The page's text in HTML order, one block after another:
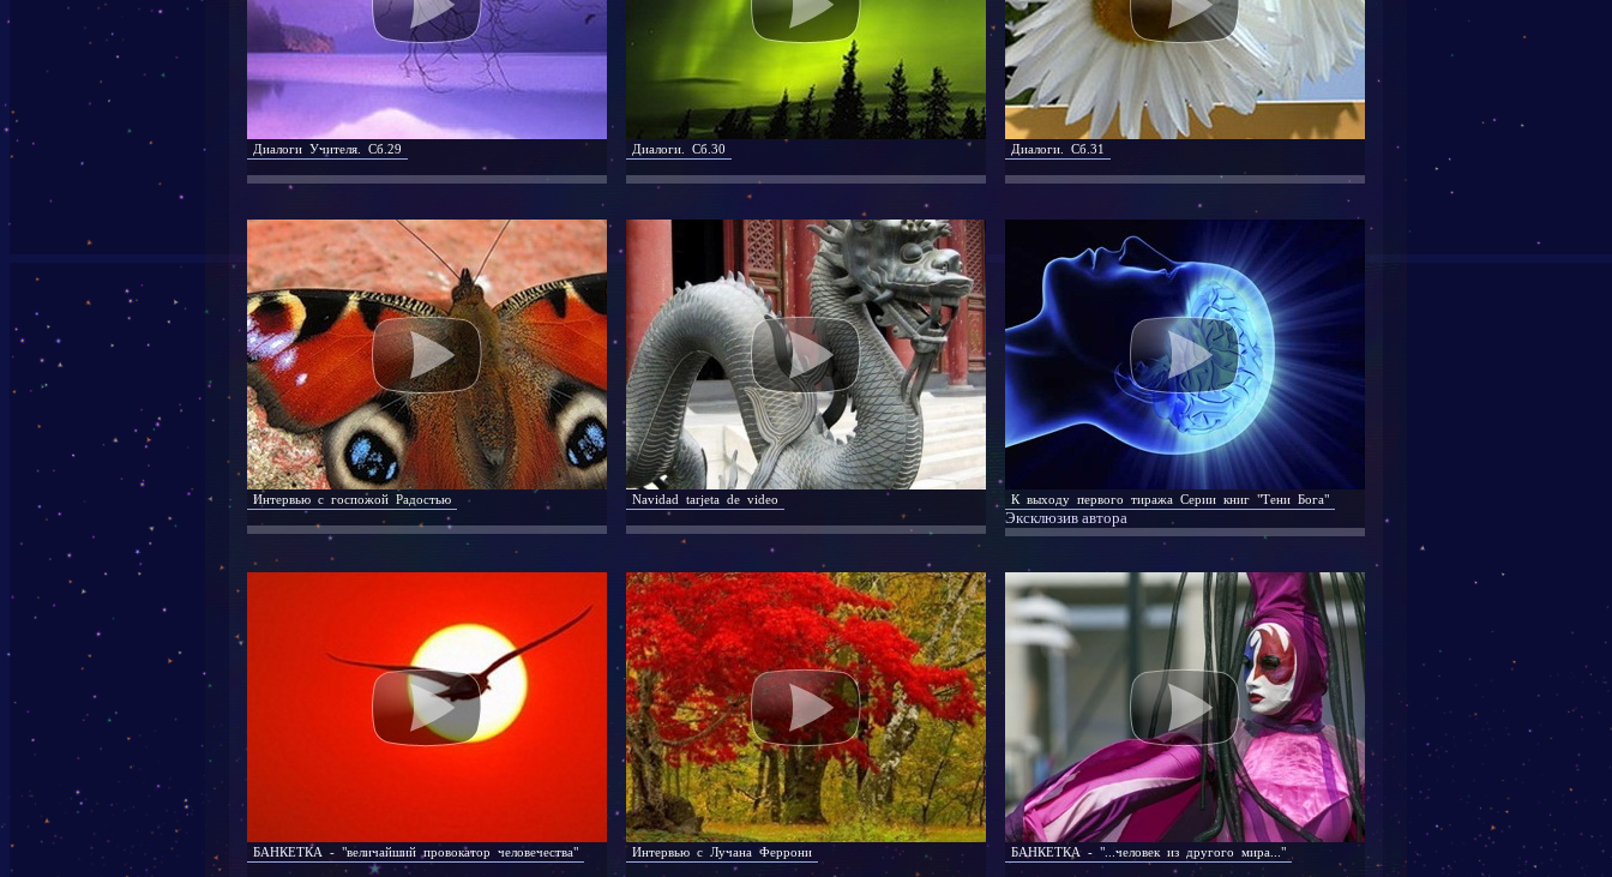
Диалоги Учителя. Сб.29 Диалоги. Сб.30 Диалоги. Сб.31
Интервью с госпожой Радостью Navidad tarjeta de video К выходу первого тиража Серии книг "Тени Бога"
Эксклюзив автора
БАНКЕТКА - "величайший провокатор человечества" Интервью с Лучана Феррони БАНКЕТКА - "...человек из другого мира..."